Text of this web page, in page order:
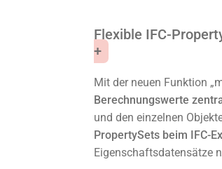
Flexible IFC-
Mit der neuen Funktion
Berechnungswerte
und den einzelnen
PropertySets beim IFC-
Eigenschaftsdatensätze